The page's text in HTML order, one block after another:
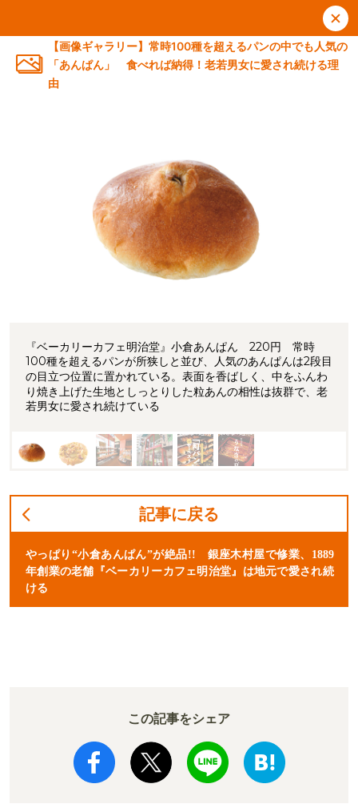
【画像ギャラリー】常時100種を超えるパンの中でも人気の
「あんぱん」 食べれば納得！老若男女に愛され続ける理
由
『ベーカリーカフェ明治堂』小倉あんぱん 220円 常時
100種を超えるパンが所狭しと並び、人気のあんぱんは2段目
の目立つ位置に置かれている。表面を香ばしく、中をふんわ
り焼き上げた生地としっとりした粒あんの相性は抜群で、老
若男女に愛され続けている
記事に戻る
やっぱり“小倉あんぱん”が絶品!! 銀座木村屋で修業、1889
年創業の老舗『ベーカリーカフェ明治堂』は地元で愛され続
ける
この記事をシェア